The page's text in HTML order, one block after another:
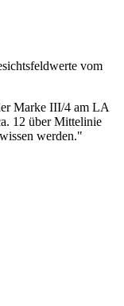
vom
Marke III/4 am LA
12 über Mittelinie
werden."